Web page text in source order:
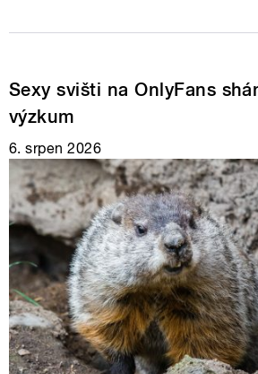
Sexy svišti na OnlyFans
výzkum
6. srpen 2026